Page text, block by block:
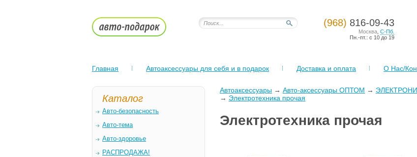
(968) 816-09-43
Москва С-Пб.
Пн.-пт.: с 10 до 19
Главная Автоаксессуары для себя и в подарок Доставка и оплата О Нас/
Каталог
Авто-безопасность
Авто-тема
Авто-здоровье
РАСПРОДАЖА!
Автоаксессуары → Авто-аксессуары ОПТОМ →
→ Электротехника прочая
Электротехника прочая